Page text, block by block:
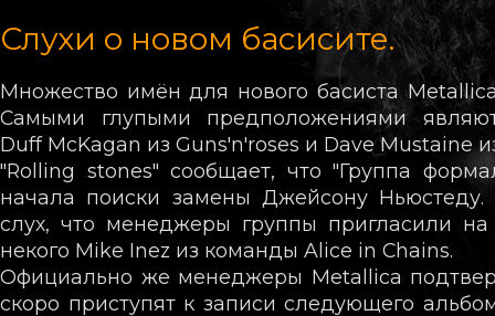
Слухи о новом басисите.
Множество имён для нового басиста
Самыми глупыми предположениями
Duff McKagan из Guns'n'roses и Dave Mustaine
"Rolling stones" сообщает, что "Группа
начала поиски замены Джейсону
слух, что менеджеры группы пригласили
некого Mike Inez из команды Alice in Chains.
Официально же менеджеры Metallica
скоро приступят к записи следующего